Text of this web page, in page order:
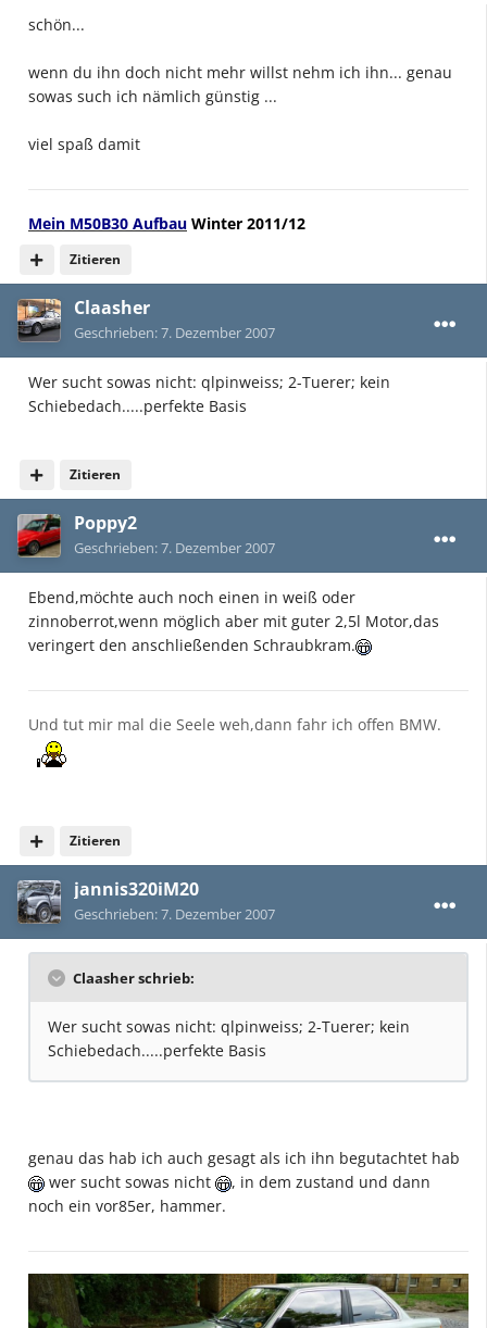
schön...
wenn du ihn doch nicht mehr willst nehm ich ihn... genau
sowas such ich nämlich günstig ...
viel spaß damit
Zitieren
Mein M50B30 Aufbau Winter 2011/12
Claasher
Geschrieben:7. Dezember 2007
Wer sucht sowas nicht: qlpinweiss; 2-Tuerer; kein
Schiebedach.....perfekte Basis
Zitieren
Poppy2
Geschrieben:7. Dezember 2007
Ebend,möchte auch noch einen in weiß oder
zinnoberrot,wenn möglich aber mit guter 2,5l Motor,das
veringert den anschließenden Schraubkram.
Zitieren
Und tut mir mal die Seele weh,dann fahr ich offen BMW.
jannis320iM20
Geschrieben:7. Dezember 2007
Claasher schrieb:
Wer sucht sowas nicht: qlpinweiss; 2-Tuerer; kein
Schiebedach.....perfekte Basis
genau das hab ich auch gesagt als ich ihn begutachtet hab
wer sucht sowas nicht
, in dem zustand und dann
noch ein vor85er, hammer.